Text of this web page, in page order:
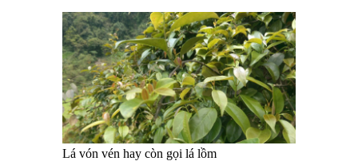
Lá vón vén hay còn gọi lá lồm